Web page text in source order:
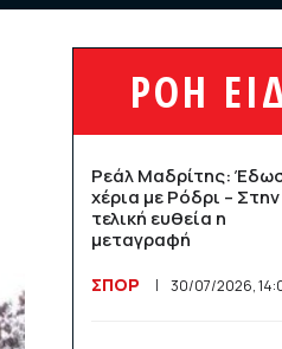
ΡΟΗ
Ρεάλ Μαδρίτης:
χέρια με Ρόδρι – Στην
τελική ευθεία η
μεταγραφή
ΣΠΟΡ 30/07/2026,